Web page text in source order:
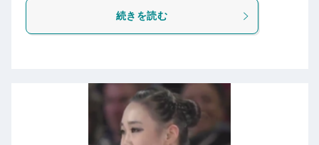
続きを読む